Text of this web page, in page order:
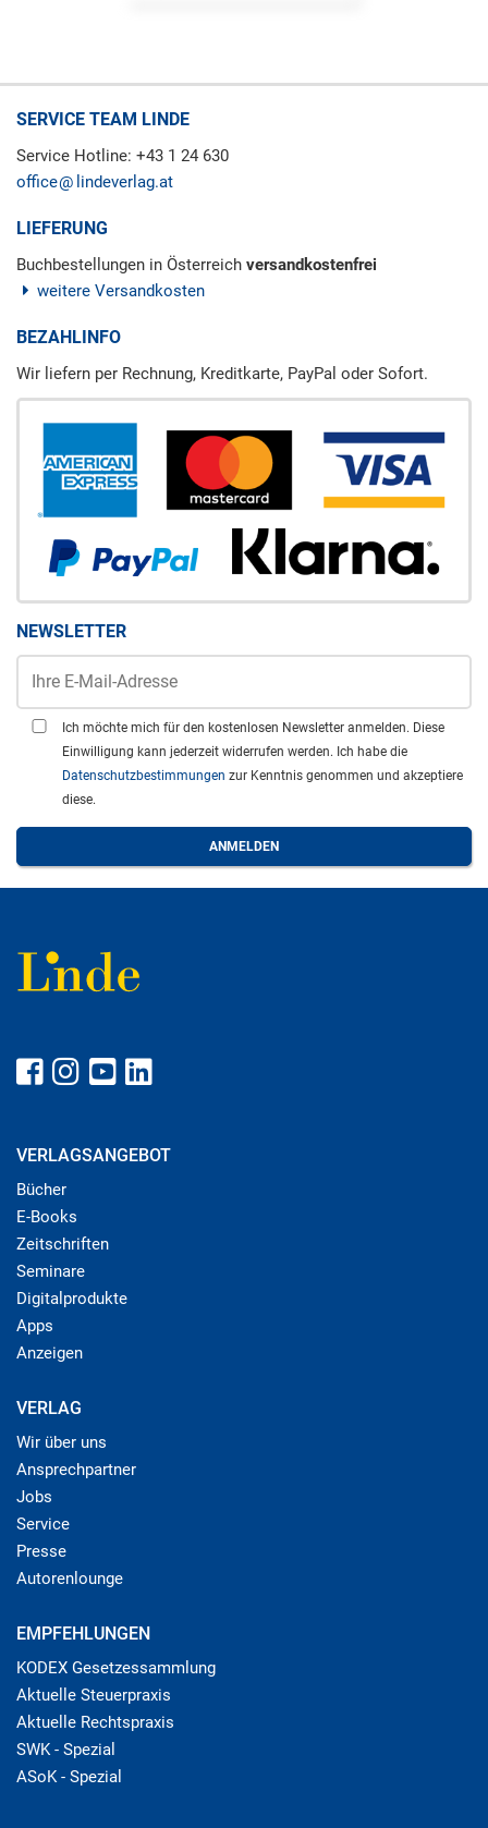
SERVICE TEAM LINDE
Service Hotline: +43 1 24 630
office
lindeverlag.at
LIEFERUNG
Buchbestellungen in Österreich versandkostenfrei
weitere Versandkosten
BEZAHLINFO
Wir liefern per Rechnung, Kreditkarte, PayPal oder Sofort.
NEWSLETTER
Ich möchte mich für den kostenlosen Newsletter anmelden. Diese
Einwilligung kann jederzeit widerrufen werden. Ich habe die
Datenschutzbestimmungen zur Kenntnis genommen und akzeptiere
diese.
VERLAGSANGEBOT
Bücher
E-Books
Zeitschriften
Seminare
Digitalprodukte
Apps
Anzeigen
VERLAG
Wir über uns
Ansprechpartner
Jobs
Service
Presse
Autorenlounge
EMPFEHLUNGEN
KODEX Gesetzessammlung
Aktuelle Steuerpraxis
Aktuelle Rechtspraxis
SWK - Spezial
ASoK - Spezial